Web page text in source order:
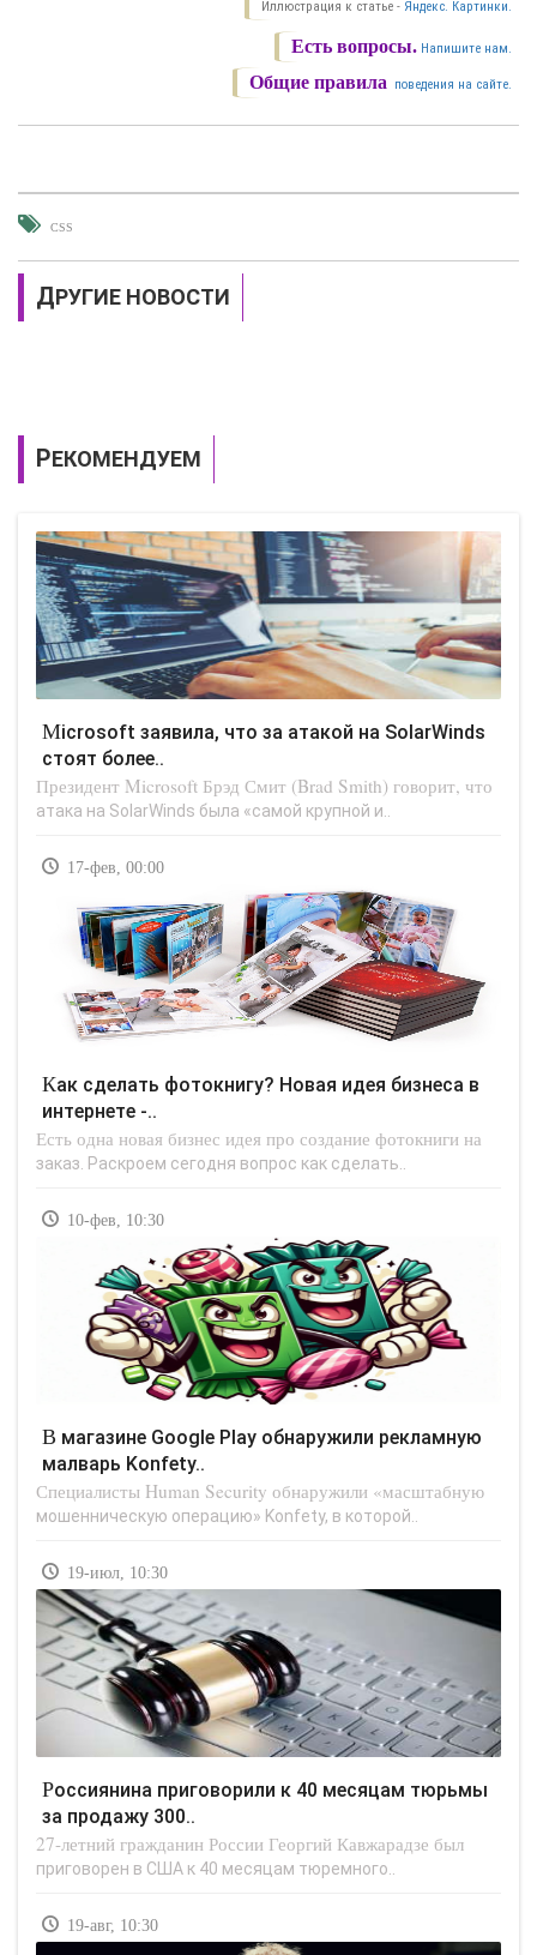
Иллюстрация к статье - Яндекс. Картинки.
Есть вопросы. Напишите нам.
Общие правила поведения на сайте.
CSS
ДРУГИЕ НОВОСТИ
РЕКОМЕНДУЕМ
Microsoft заявила, что за атакой на SolarWinds
стоят более..
Президент Microsoft Брэд Смит (Brad Smith) говорит, что
атака на SolarWinds была «самой крупной и..
17-фев, 00:00
Как сделать фотокнигу? Новая идея бизнеса в
интернете -..
Есть одна новая бизнес идея про создание фотокниги на
заказ. Раскроем сегодня вопрос как сделать..
10-фев, 10:30
В магазине Google Play обнаружили рекламную
малварь Konfety..
Специалисты Human Security обнаружили «масштабную
мошенническую операцию» Konfety, в которой..
19-июл, 10:30
Россиянина приговорили к 40 месяцам тюрьмы
за продажу 300..
27-летний гражданин России Георгий Кавжарадзе был
приговорен в США к 40 месяцам тюремного..
19-авг, 10:30